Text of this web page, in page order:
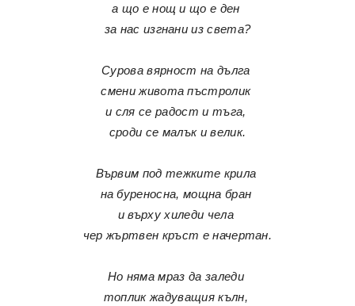
а що е нощ и що е ден
за нас изгнани из света?
Сурова вярност на дълга
смени живота пъстролик
и сля се радост и тъга,
сроди се малък и велик.
Вървим под тежките крила
на буреносна, мощна бран
и върху хиледи чела
чер жъртвен кръст е начертан.
Но няма мраз да заледи
топлик жадуващия кълн,